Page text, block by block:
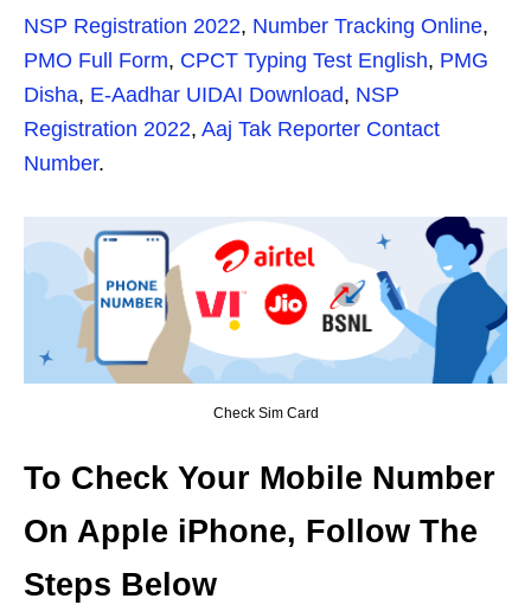
NSP Registration 2022, Number Tracking Online,
PMO Full Form, CPCT Typing Test English, PMG
Disha, E-Aadhar UIDAI Download, NSP
Registration 2022, Aaj Tak Reporter Contact
Number.
Check Sim Card
To Check Your Mobile Number
On Apple iPhone, Follow The
Steps Below